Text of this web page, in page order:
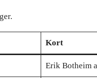
Kort
Erik Botheim